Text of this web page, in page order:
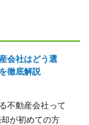
会社はどう選
徹底解説
不動産会社って
が初めての方